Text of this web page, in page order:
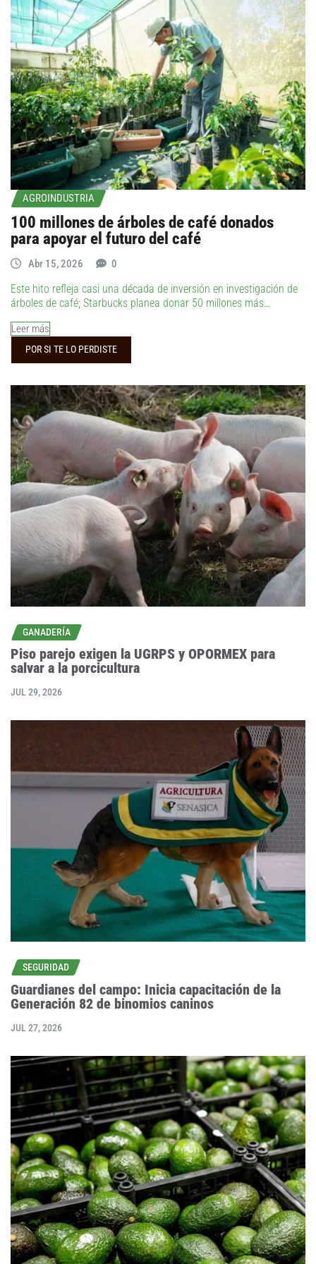
AGROINDUSTRIA
100 millones de árboles de café donados
para apoyar el futuro del café
Abr 15, 2026 0
Este hito refleja casi una década de inversión en investigación de
árboles de café; Starbucks planea donar 50 millones más…
Leer más
POR SI TE LO PERDISTE
GANADERÍA
Piso parejo exigen la UGRPS y OPORMEX para
salvar a la porcicultura
JUL 29, 2026
SEGURIDAD
Guardianes del campo: Inicia capacitación de la
Generación 82 de binomios caninos
JUL 27, 2026